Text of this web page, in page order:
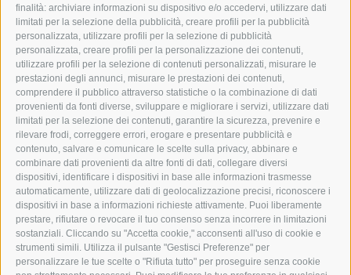
finalità: archiviare informazioni su dispositivo e/o accedervi, utilizzare dati
limitati per la selezione della pubblicità, creare profili per la pubblicità
personalizzata, utilizzare profili per la selezione di pubblicità
personalizzata, creare profili per la personalizzazione dei contenuti,
utilizzare profili per la selezione di contenuti personalizzati, misurare le
prestazioni degli annunci, misurare le prestazioni dei contenuti,
comprendere il pubblico attraverso statistiche o la combinazione di dati
provenienti da fonti diverse, sviluppare e migliorare i servizi, utilizzare dati
limitati per la selezione dei contenuti, garantire la sicurezza, prevenire e
rilevare frodi, correggere errori, erogare e presentare pubblicità e
contenuto, salvare e comunicare le scelte sulla privacy, abbinare e
combinare dati provenienti da altre fonti di dati, collegare diversi
dispositivi, identificare i dispositivi in base alle informazioni trasmesse
automaticamente, utilizzare dati di geolocalizzazione precisi, riconoscere i
dispositivi in base a informazioni richieste attivamente. Puoi liberamente
prestare, rifiutare o revocare il tuo consenso senza incorrere in limitazioni
sostanziali. Cliccando su "Accetta cookie," acconsenti all'uso di cookie e
strumenti simili. Utilizza il pulsante "Gestisci Preferenze" per
personalizzare le tue scelte o "Rifiuta tutto" per proseguire senza cookie
GRAFIK@DERERKER.IT
INFO@DERERKER.IT
BARBARA.FONTANA@DERERKER.IT
ERKER
PUBBLICITÀ NELL’ERKER
PUBBLICITÀ ONLINE
ADDEBITO DIRETTO SEPA
REGOLAMENTO COMMENTI
ONLINE VOTING
SERVICE
EVENTI
ANNUNCI
LINK UTILI